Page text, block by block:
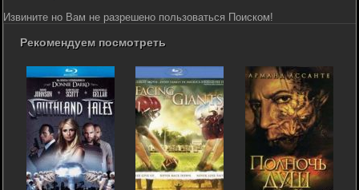
Извините но Вам не разрешено пользоваться Поиском!
Рекомендуем посмотреть